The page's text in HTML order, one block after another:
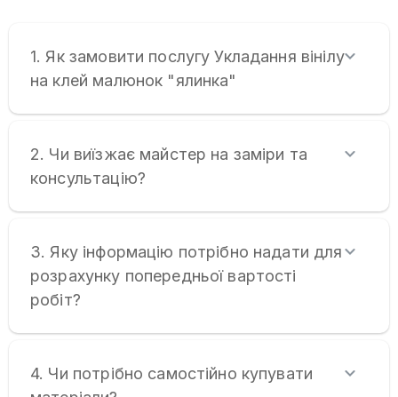
1. Як замовити послугу Укладання вінілу
на клей малюнок "ялинка"
2. Чи виїзжає майстер на заміри та
консультацію?
3. Яку інформацію потрібно надати для
розрахунку попередньої вартості
робіт?
4. Чи потрібно самостійно купувати